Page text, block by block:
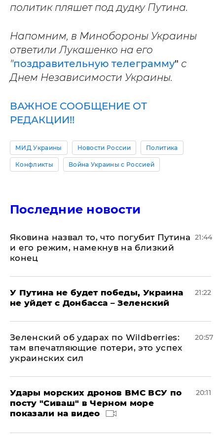
политик пляшет под дудку Путина.
Напомним, в Минобороны Украины
ответили Лукашенко на его
"поздравительную телеграмму" с
Днем Независимости Украины.
ВАЖНОЕ СООБЩЕНИЕ ОТ
РЕДАКЦИИ!!
МИД Украины Новости России Политика
Конфликты Война Украины с Россией
Последние новости
Яковина назвал то, что погубит Путина
и его режим, намекнув на близкий
конец
21:44
У Путина не будет победы, Украина
не уйдет с Донбасса – Зеленский
21:22
Зеленский об ударах по Wildberries:
там впечатляющие потери, это успех
украинских сил
20:57
Удары морских дронов ВМС ВСУ по
посту "Сиваш" в Черном море
показали на видео
20:11